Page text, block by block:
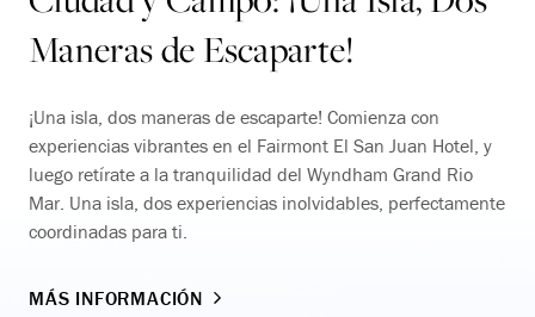
Maneras de Escaparte!
¡Una isla, dos maneras de escaparte! Comienza con
experiencias vibrantes en el Fairmont El San Juan Hotel, y
luego retírate a la tranquilidad del Wyndham Grand Rio
Mar. Una isla, dos experiencias inolvidables, perfectamente
coordinadas para ti.
MÁS INFORMACIÓN